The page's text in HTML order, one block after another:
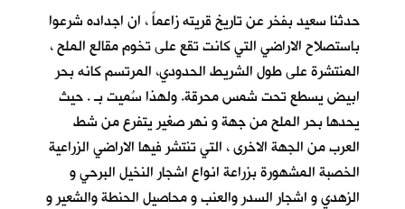
حدثنا سعيد بفخر عن تاريخ قريته زاعماً ، ان اجداده شرعوا
باستصلاح الاراضي التي كانت تقع على تخوم مقالع الملح ،
المنتشرة على طول الشريط الحدودي، المرتسم كانه بحر
ابيض يسطع تحت شمس محرقة. ولهذا سُميت بـ. حيث
يحدها بحر الملح من جهة و نهر صغير يتفرع من شط
العرب من الجهة الاخرى ، التي تنتشر فيها الاراضي الزراعية
الخصبة المشهورة بزراعة انواع اشجار النخيل البرحي و
الزهدي و اشجار السدر والعنب و محاصيل الحنطة والشعير و